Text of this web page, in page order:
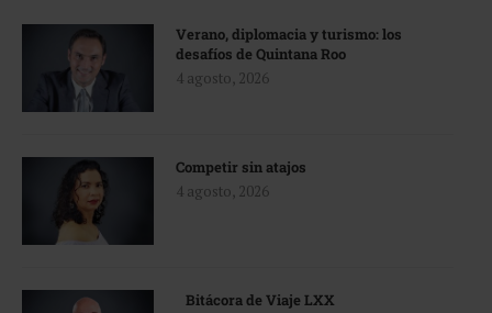
Verano, diplomacia y turismo: los
desafíos de Quintana Roo
4 agosto, 2026
Competir sin atajos
4 agosto, 2026
Bitácora de Viaje LXX